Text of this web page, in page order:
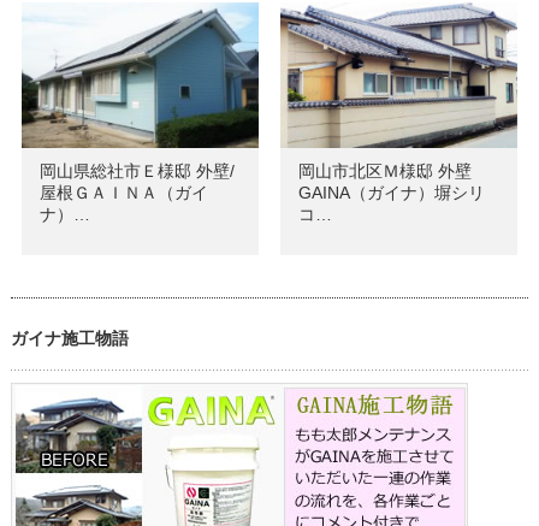
岡山県総社市Ｅ様邸 外壁/
屋根ＧＡＩＮＡ（ガイ
ナ）…
岡山市北区Ｍ様邸 外壁
GAINA（ガイナ）塀シリ
コ…
ガイナ施工物語